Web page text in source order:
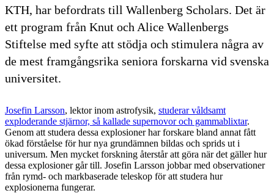
KTH, har befordrats till Wallenberg Scholars. Det är
ett program från Knut och Alice Wallenbergs
Stiftelse med syfte att stödja och stimulera några av
de mest framgångsrika seniora forskarna vid svenska
universitet.
Josefin Larsson, lektor inom astrofysik, studerar våldsamt
exploderande stjärnor, så kallade supernovor och gammablixtar.
Genom att studera dessa explosioner har forskare bland annat fått
ökad förståelse för hur nya grundämnen bildas och sprids ut i
universum. Men mycket forskning återstår att göra när det gäller hur
dessa explosioner går till. Josefin Larsson jobbar med observationer
från rymd- och markbaserade teleskop för att studera hur
explosionerna fungerar.